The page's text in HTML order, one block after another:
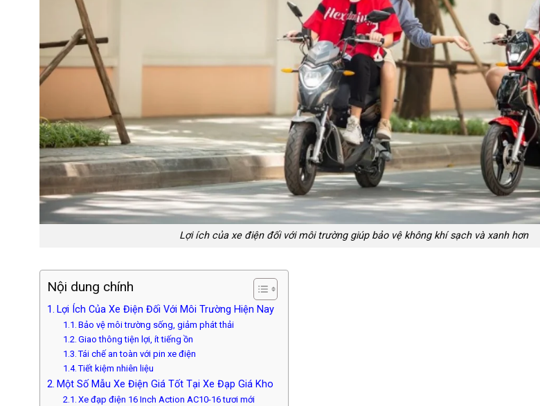
Lợi ích của xe điện đối với môi trường giúp bảo vệ không khí sạch và xanh hơn
Nội dung chính
Lợi Ích Của Xe Điện Đối Với Môi Trường Hiện Nay
Bảo vệ môi trường sống, giảm phát thải
Giao thông tiện lợi, ít tiếng ồn
Tái chế an toàn với pin xe điện
Tiết kiệm nhiên liệu
Một Số Mẫu Xe Điện Giá Tốt Tại Xe Đạp Giá Kho
Xe đạp điện 16 Inch Action AC10-16 tươi mới